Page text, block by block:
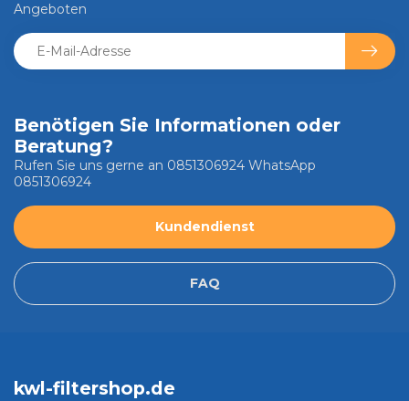
Benötigen Sie Informationen oder
Beratung?
Rufen Sie uns gerne an 0851306924 WhatsApp
0851306924
Kundendienst
FAQ
Angeboten
kwl-filtershop.de